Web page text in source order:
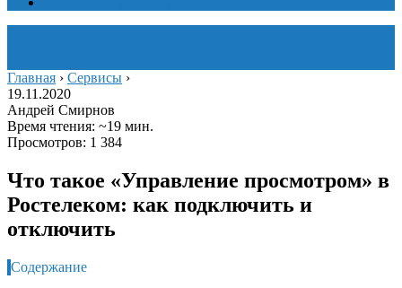
Главная › Сервисы ›
19.11.2020
Андрей Смирнов
Время чтения: ~19 мин.
Просмотров: 1 384
Что такое «Управление просмотром» в
Ростелеком: как подключить и
отключить
Содержание